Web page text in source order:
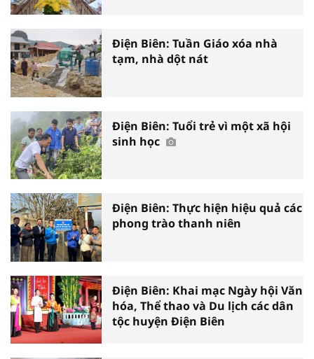
Điện Biên: Tuần Giáo xóa nhà
tạm, nhà dột nát
Điện Biên: Tuổi trẻ vì một xã hội
sinh học
Điện Biên: Thực hiện hiệu quả các
phong trào thanh niên
Điện Biên: Khai mạc Ngày hội Văn
hóa, Thể thao và Du lịch các dân
tộc huyện Điện Biên